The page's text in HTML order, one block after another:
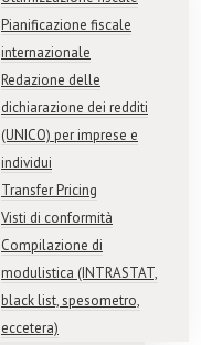
Pianificazione fiscale
internazionale
Redazione delle
dichiarazione dei redditi
(UNICO) per imprese e
individui
Transfer Pricing
Visti di conformità
Compilazione di
modulistica (INTRASTAT,
black list, spesometro,
eccetera)